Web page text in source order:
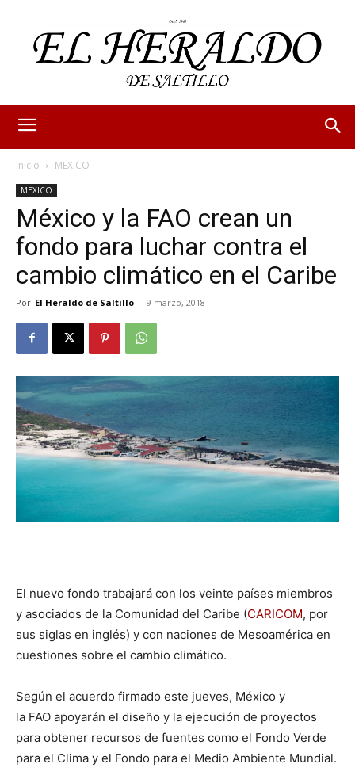
Inicio MEXICO
MEXICO
México y la FAO crean un
fondo para luchar contra el
cambio climático en el Caribe
Por El Heraldo de Saltillo - 9 marzo, 2018
El nuevo fondo trabajará con los veinte países miembros
y asociados de la Comunidad del Caribe (CARICOM, por
sus siglas en inglés) y con naciones de Mesoamérica en
cuestiones sobre el cambio climático.
Según el acuerdo firmado este jueves, México y
la FAO apoyarán el diseño y la ejecución de proyectos
para obtener recursos de fuentes como el Fondo Verde
para el Clima y el Fondo para el Medio Ambiente Mundial.